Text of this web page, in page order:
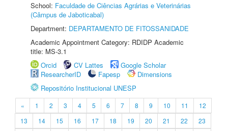
School: Faculdade de Ciências Agrárias e Veterinárias
(Câmpus de Jaboticabal)
Department: DEPARTAMENTO DE FITOSSANIDADE
Academic Appointment Category: RDIDP Academic
title: MS-3.1
Orcid
CV Lattes
Google Scholar
ResearcherID
Fapesp
Dimensions
Repositório Institucional UNESP
« 1 2 3 4 5 6 7 8 9 10 11
12
13
14 15 16 17 18 19 20 21 22
23